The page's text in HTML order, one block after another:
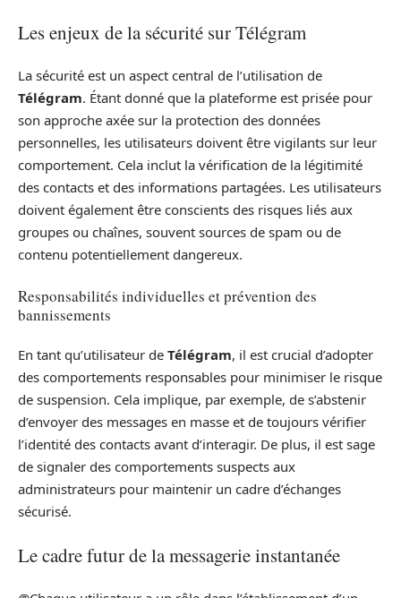
Les enjeux de la sécurité sur Télégram
La sécurité est un aspect central de l’utilisation de
Télégram. Étant donné que la plateforme est prisée pour
son approche axée sur la protection des données
personnelles, les utilisateurs doivent être vigilants sur leur
comportement. Cela inclut la vérification de la légitimité
des contacts et des informations partagées. Les utilisateurs
doivent également être conscients des risques liés aux
groupes ou chaînes, souvent sources de spam ou de
contenu potentiellement dangereux.
Responsabilités individuelles et prévention des
bannissements
En tant qu’utilisateur de Télégram, il est crucial d’adopter
des comportements responsables pour minimiser le risque
de suspension. Cela implique, par exemple, de s’abstenir
d’envoyer des messages en masse et de toujours vérifier
l’identité des contacts avant d’interagir. De plus, il est sage
de signaler des comportements suspects aux
administrateurs pour maintenir un cadre d’échanges
sécurisé.
Le cadre futur de la messagerie instantanée